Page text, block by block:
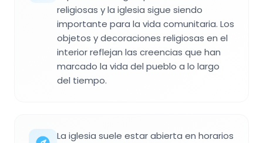
religiosas y la iglesia sigue siendo
importante para la vida comunitaria. Los
objetos y decoraciones religiosas en el
interior reflejan las creencias que han
marcado la vida del pueblo a lo largo
del tiempo.
La iglesia suele estar abierta en horarios